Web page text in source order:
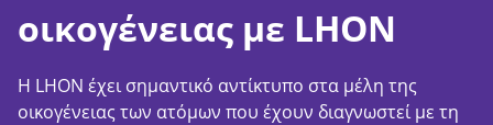
οικογένειας με LHON
Η LHON έχει σημαντικό αντίκτυπο στα μέλη της
οικογένειας των ατόμων που έχουν διαγνωστεί με τη